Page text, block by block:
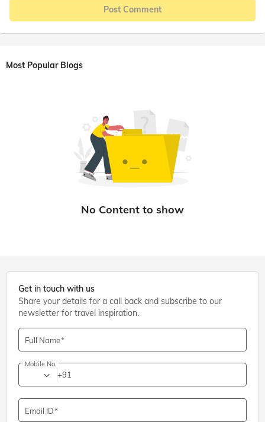
Post Comment
Most Popular Blogs
Get in touch with us
Share your details for a call back and subscribe to our
newsletter for travel inspiration.
Full Name
Mobile No.
+91
Email ID